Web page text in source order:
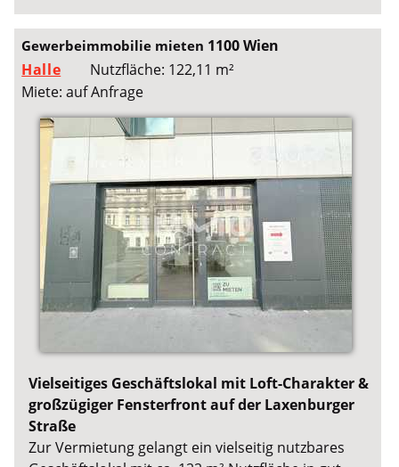
Gewerbeimmobilie mieten 1100 Wien
Halle
Nutzfläche: 122,11 m²
Miete: auf Anfrage
Vielseitiges Geschäftslokal mit Loft-Charakter &
großzügiger Fensterfront auf der Laxenburger
Straße
Zur Vermietung gelangt ein vielseitig nutzbares